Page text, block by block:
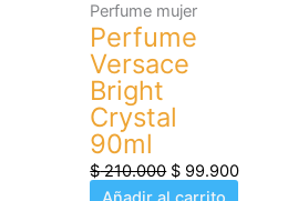
Perfume mujer
Perfume
Versace
Bright
Crystal
90ml
$210.000 $ 99.900